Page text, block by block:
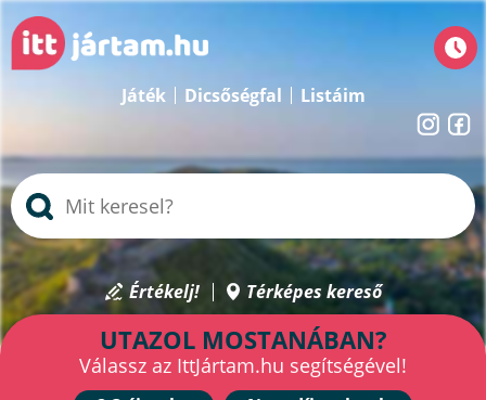
Játék Dicsőségfal Listáim
Értékelj! Térképes kereső
UTAZOL MOSTANÁBAN?
Válassz az IttJártam.hu segítségével!